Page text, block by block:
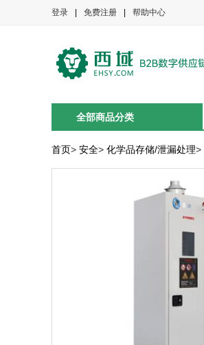
登录 免费注册 帮助中心
全部商品分类
首页> 安全> 化学品存储/泄漏处理>